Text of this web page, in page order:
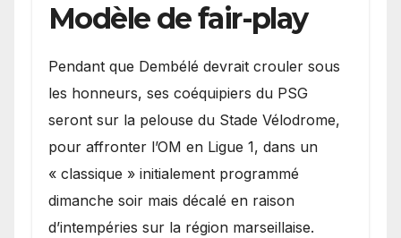
Modèle de fair-play
Pendant que Dembélé devrait crouler sous
les honneurs, ses coéquipiers du PSG
seront sur la pelouse du Stade Vélodrome,
pour affronter l’OM en Ligue 1, dans un
« classique » initialement programmé
dimanche soir mais décalé en raison
d’intempéries sur la région marseillaise.